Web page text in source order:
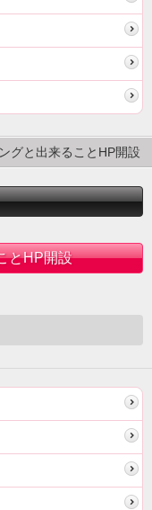
グと出来ることHP開設
とHP開設